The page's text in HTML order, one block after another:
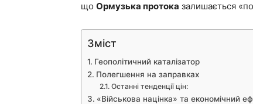
що Ормузька протока залишається
Зміст
Геополітичний каталізатор
Полегшення на заправках
Останні тенденції цін:
«Військова націнка» та економічний